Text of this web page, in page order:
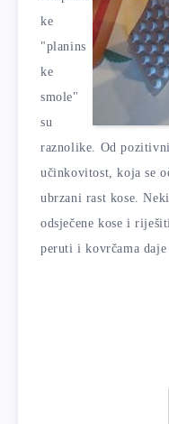
ke
"planins
ke
smole"
su
raznolike. Od
učinkovitost, koja se
ubrzani rast kose.
odsječene kose i
peruti i kovrčama